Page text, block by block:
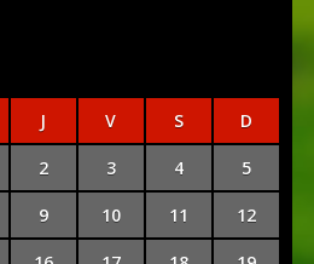
J V S D
2 3 4 5
9 10 11 12